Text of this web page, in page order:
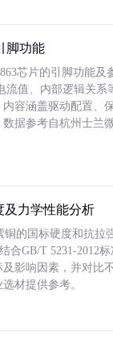
脚功能
芯片的引脚功能及
流值、内部逻辑关系
容涵盖驱动配置、
据参考自杭州士兰
及力学性能分析
铜的国标硬度和抗拉
合GB/T 5231-2012
影响因素，并对比
材提供参考。